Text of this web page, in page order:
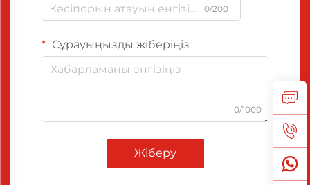
0/200
Сұрауыңызды жіберіңіз
0/1000
Жіберу